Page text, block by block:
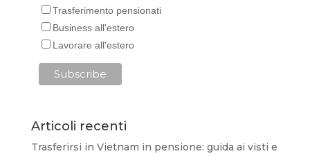
Trasferimento pensionati
Business all'estero
Lavorare all'estero
Articoli recenti
Trasferirsi in Vietnam in pensione: guida ai visti e